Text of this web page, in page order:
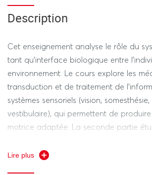
Description
Cet enseignement analyse le rôle du
tant qu'interface biologique entre
environnement. Le cours explore les
transduction et de traitement de
systèmes sensoriels (vision, somesthésie,
vestibulaire), qui permettent de
motrice adaptée. La seconde partie
et des automatismes médullaires
Lire plus